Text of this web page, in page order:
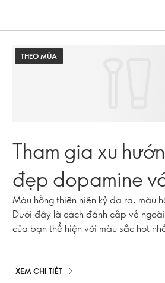
THEO MÙA
Tham gia xu
đẹp dopamine
hồng nóng bỏng
Màu hồng thiên niên kỷ đã ra, màu
Dưới đây là cách đánh cắp vẻ
của bạn thể hiện với màu sắc hot
XEM CHI TIẾT